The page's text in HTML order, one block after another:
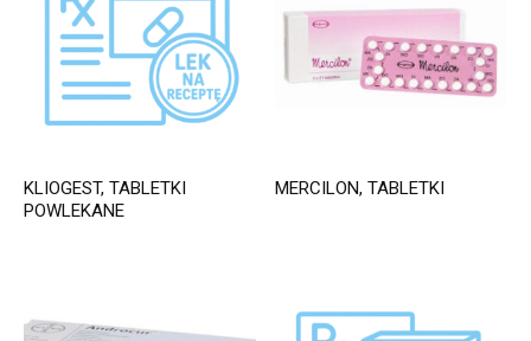
KLIOGEST, TABLETKI
POWLEKANE
MERCILON, TABLETKI